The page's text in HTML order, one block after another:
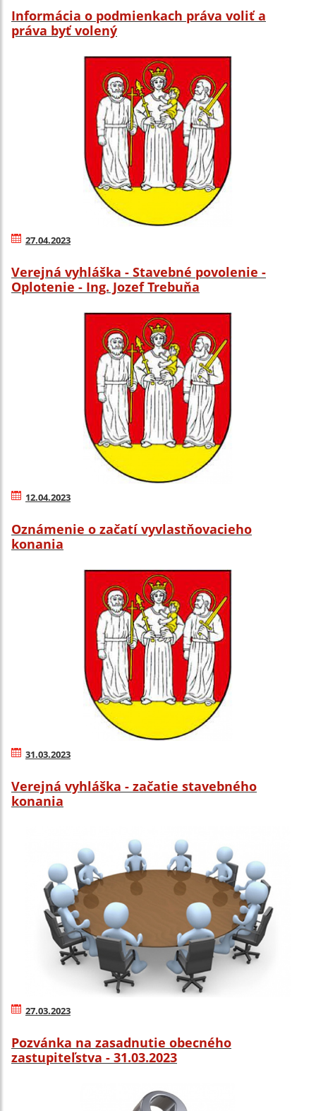
Informácia o podmienkach práva voliť a
práva byť volený
27.04.2023
Verejná vyhláška - Stavebné povolenie -
Oplotenie - Ing. Jozef Trebuňa
12.04.2023
Oznámenie o začatí vyvlastňovacieho
konania
31.03.2023
Verejná vyhláška - začatie stavebného
konania
27.03.2023
Pozvánka na zasadnutie obecného
zastupiteľstva - 31.03.2023